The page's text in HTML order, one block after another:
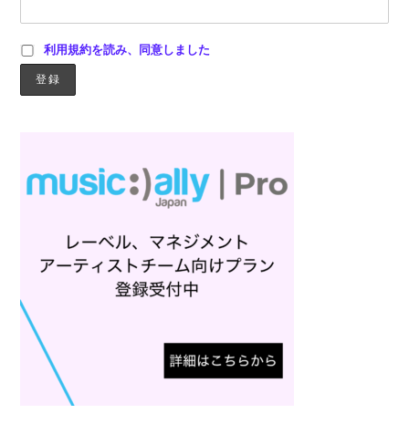
利用規約を読み、同意しました